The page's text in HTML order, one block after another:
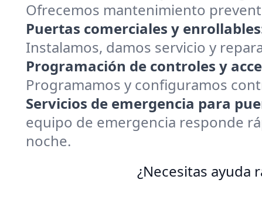
Ofrecemos mantenimiento
Puertas comerciales y
Instalamos, damos servicio y
Programación de controles y
Programamos y configuramos
Servicios de emergencia para
equipo de emergencia responde
noche.
¿Necesitas ayuda